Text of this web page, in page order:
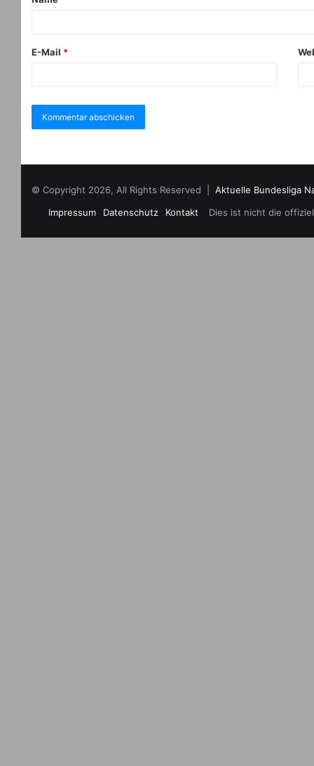
E-Mail *
© Copyright 2026, All Rights Reserved | Aktuelle Bundesliga
Dies ist nicht die
Impressum Datenschutz Kontakt